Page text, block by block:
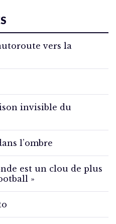
vers la
invisible du
l’ombre
est un clou de plus
»